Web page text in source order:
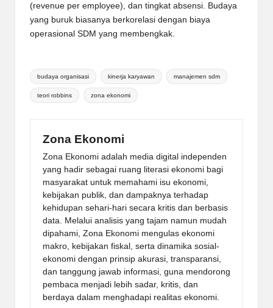
(revenue per employee), dan tingkat absensi. Budaya
yang buruk biasanya berkorelasi dengan biaya
operasional SDM yang membengkak.
Tags:
budaya organisasi kinerja karyawan manajemen sdm
teori robbins zona ekonomi
Zona Ekonomi
Zona Ekonomi adalah media digital independen
yang hadir sebagai ruang literasi ekonomi bagi
masyarakat untuk memahami isu ekonomi,
kebijakan publik, dan dampaknya terhadap
kehidupan sehari-hari secara kritis dan berbasis
data. Melalui analisis yang tajam namun mudah
dipahami, Zona Ekonomi mengulas ekonomi
makro, kebijakan fiskal, serta dinamika sosial-
ekonomi dengan prinsip akurasi, transparansi,
dan tanggung jawab informasi, guna mendorong
pembaca menjadi lebih sadar, kritis, dan
berdaya dalam menghadapi realitas ekonomi.